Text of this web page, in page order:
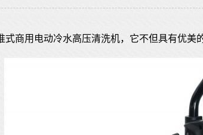
商用电动冷水高压清洗机，它不但具有优美